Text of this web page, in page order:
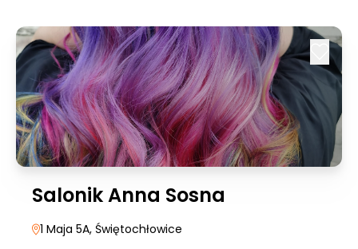
Salonik Anna Sosna
1 Maja 5A, Świętochłowice